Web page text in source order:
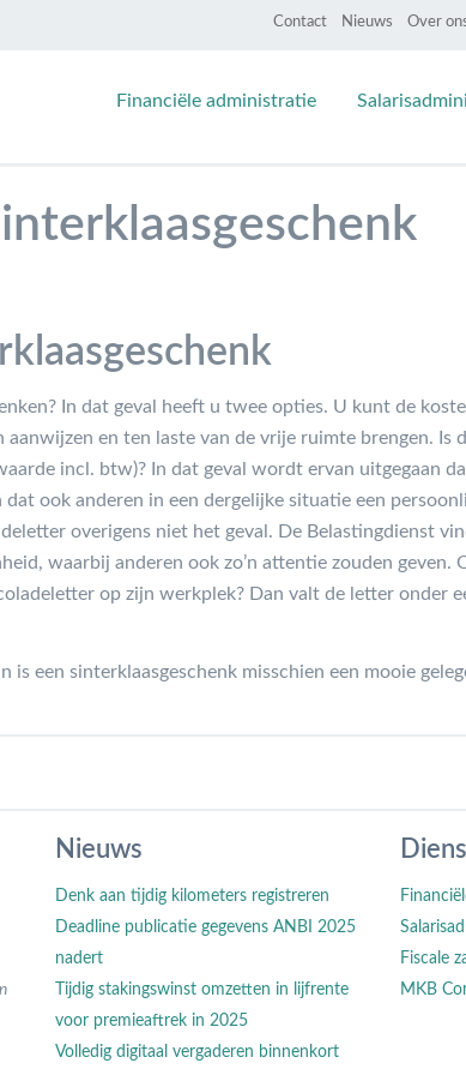
Contact Nieuws Over
Financiële administratie
In dat geval heeft u twee opties. U kunt de
en ten laste van de vrije ruimte brengen. Is
incl. btw)? In dat geval wordt ervan uitgegaan
ook anderen in een dergelijke situatie een
overigens niet het geval. De Belastingdienst
waarbij anderen ook zo’n attentie zouden geven.
op zijn werkplek? Dan valt de letter onder
een sinterklaasgeschenk misschien een mooie
Nieuws
Denk aan tijdig kilometers registreren
Deadline publicatie gegevens ANBI 2025
nadert
Tijdig stakingswinst omzetten in lijfrente
voor premieaftrek in 2025
Volledig digitaal vergaderen binnenkort
Fiscale
MKB